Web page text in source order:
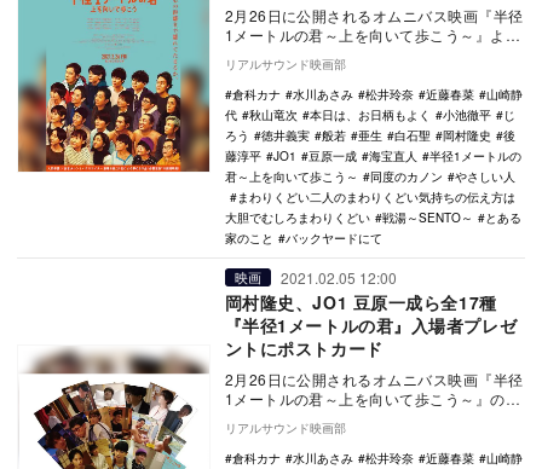
2月26日に公開されるオムニバス映画『半径
1メートルの君～上を向いて歩こう～』よ
り、主題歌特別映像が公開された。 本作
は、8…
リアルサウンド映画部
倉科カナ
水川あさみ 松井玲奈 近藤春菜
山崎静
代
秋山竜次 本日は、お日柄もよく 小池徹平
じ
ろう
徳井義実 般若 亜生 白石聖 岡村隆史
後
藤淳平
JO1 豆原一成 海宝直人
半径1メートルの
君～上を向いて歩こう～
同度のカノン
やさしい人
まわりくどい二人のまわりくどい気持ちの伝え方は
大胆でむしろまわりくどい
戦湯～SENTO～
とある
家のこと
バックヤードにて
映画 2021.02.05 12:00
岡村隆史、JO1 豆原一成ら全17種
『半径1メートルの君』入場者プレゼ
ントにポストカード
2月26日に公開されるオムニバス映画『半径
1メートルの君～上を向いて歩こう～』の劇
場来場者への入場者プレゼントが決定し
た。 …
リアルサウンド映画部
倉科カナ
水川あさみ 松井玲奈 近藤春菜
山崎静